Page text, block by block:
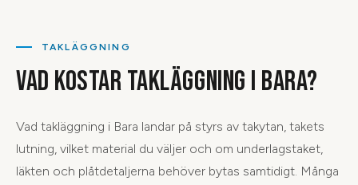
TAKLÄGGNING
VAD KOSTAR TAKLÄGGNING I BARA?
Vad takläggning i Bara landar på styrs av takytan, takets
lutning, vilket material du väljer och om underlagstaket,
läkten och plåtdetaljerna behöver bytas samtidigt. Många